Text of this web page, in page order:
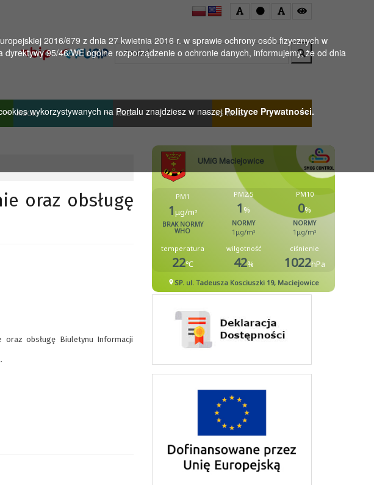
2016/679 z dnia 27 kwietnia 2016 r. w sprawie ochrony osób fizycznych w
95/46/WE ogólne rozporządzenie o ochronie danych, informujemy, że od dnia
wykorzystywanych na Portalu znajdziesz w naszejPolityce Prywatności.
Wyszukaj
MGOK MGBP KS WISŁA
oraz obsługę
oraz obsługę Biuletynu Informacji